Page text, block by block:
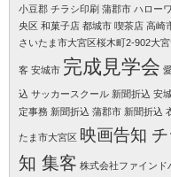
小豆郡 チラシ印刷 蒲郡市 ハロー
央区 和菓子店 都城市 喫茶店 高崎
さいたま市大宮区桜木町2-902大
客 安城市 完成見学会
込 サッカースクール 新聞折込 安
定事務 新聞折込 蒲郡市 新聞折込
たま市大宮区 映画告知
知 集客 株式会社ファインド